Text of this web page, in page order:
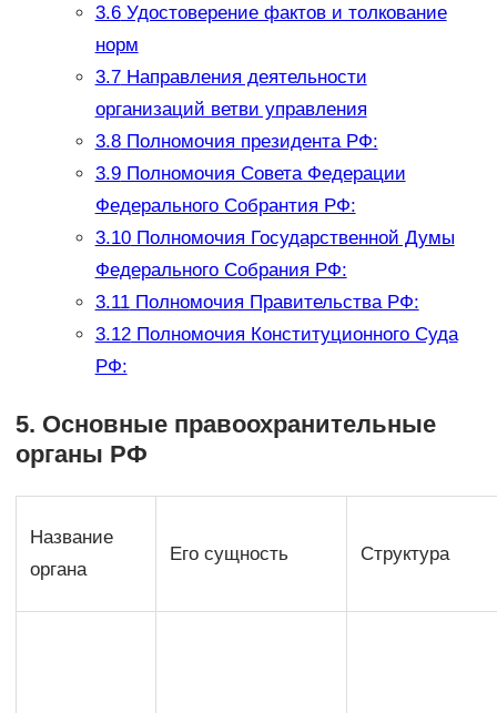
3.6Удостоверение фактов и толкование
норм
3.7Направления деятельности
организаций ветви управления
3.8Полномочия президента РФ:
3.9Полномочия Совета Федерации
Федерального Собрантия РФ:
3.10Полномочия Государственной Думы
Федерального Собрания РФ:
3.11Полномочия Правительства РФ:
3.12Полномочия Конституционного Суда
РФ:
5. Основные правоохранительные
органы РФ
Название
органа
Его сущность Структура